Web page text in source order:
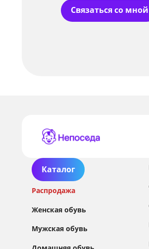
Связаться со мной
Каталог
Распродажа
Женская обувь
Мужская обувь